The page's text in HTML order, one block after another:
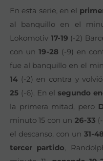
En esta serie, en el
al banquillo en el
Lokomotiv 17-19 (-2)
con un 19-28 (-9) en
fue al banquillo en el
14 (-2) en contra y
25 (-6). En el segundo
la primera mitad, pero
minuto 15 con un 26-33
el descanso, con un 31-48
tercer partido,